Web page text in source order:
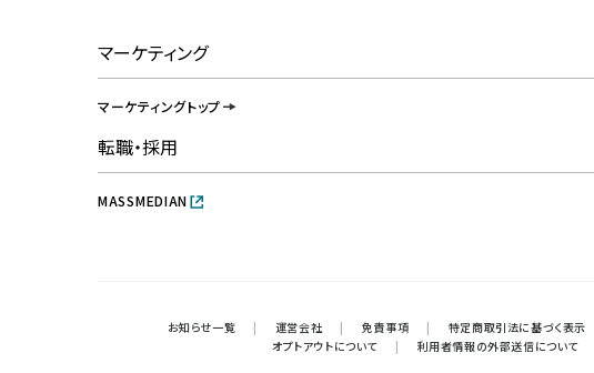
マーケティング
マーケティングトップ
転職・採用
MASSMEDIAN
お知らせ一覧 | 運営会社 | 免責事項 | 特定商取引法に基づく表示
オプトアウトについて
| 利用者情報の外部送信について